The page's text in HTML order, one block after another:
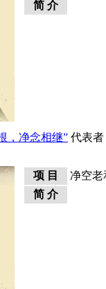
简 介
，净念相继” 代表
项 目
净空老
简 介